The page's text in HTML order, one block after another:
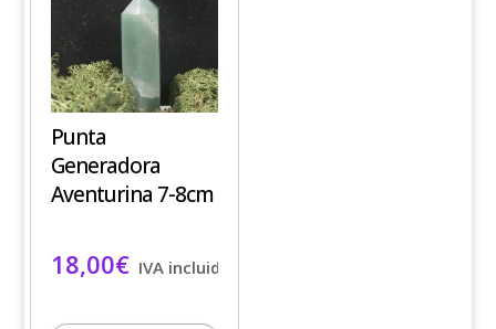
Punta
Generadora
Aventurina 7-8cm
18,00€ IVA incluido